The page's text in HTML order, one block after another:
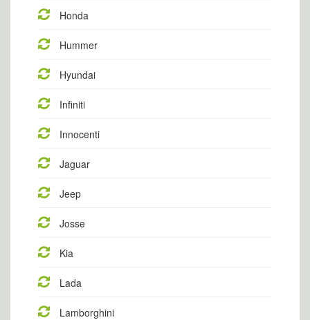
Honda
Hummer
Hyundai
Infiniti
Innocenti
Jaguar
Jeep
Josse
Kia
Lada
Lamborghini